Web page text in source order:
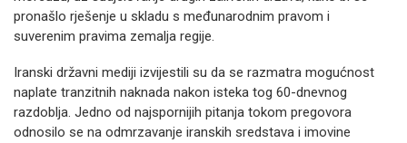
pronašlo rješenje u skladu s međunarodnim pravom i
suverenim pravima zemalja regije.
Iranski državni mediji izvijestili su da se razmatra mogućnost
naplate tranzitnih naknada nakon isteka tog 60-dnevnog
razdoblja. Jedno od najspornijih pitanja tokom pregovora
odnosilo se na odmrzavanje iranskih sredstava i imovine